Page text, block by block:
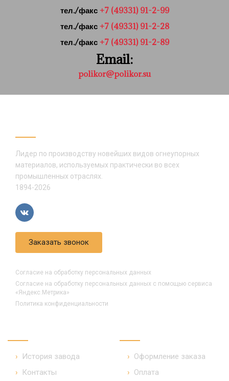
тел./факс +7 (49331) 91-2-99
тел./факс +7 (49331) 91-2-28
тел./факс +7 (49331) 91-2-89
Email:
polikor@polikor.su
Лидер по производству новейших видов огнеупорных
материалов, используемых практически во всех
промышленных отраслях.
1894-2026
Заказать звонок
Согласие на обработку персональных данных
Согласие на обработку персональных данных с помощью сервиса
«Яндекс.Метрика»
Политика конфиденциальности
История завода
Контакты
Оформление заказа
Оплата